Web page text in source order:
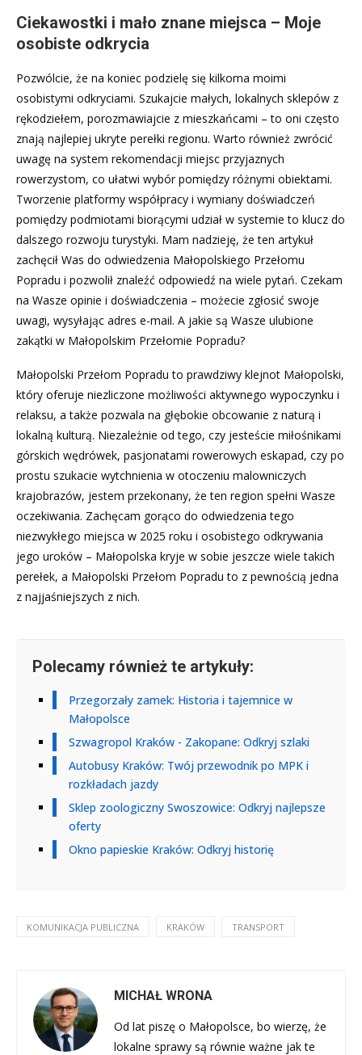
Ciekawostki i mało znane miejsca – Moje
osobiste odkrycia
Pozwólcie, że na koniec podzielę się kilkoma moimi
osobistymi odkryciami. Szukajcie małych, lokalnych sklepów z
rękodziełem, porozmawiajcie z mieszkańcami – to oni często
znają najlepiej ukryte perełki regionu. Warto również zwrócić
uwagę na system rekomendacji miejsc przyjaznych
rowerzystom, co ułatwi wybór pomiędzy różnymi obiektami.
Tworzenie platformy współpracy i wymiany doświadczeń
pomiędzy podmiotami biorącymi udział w systemie to klucz do
dalszego rozwoju turystyki. Mam nadzieję, że ten artykuł
zachęcił Was do odwiedzenia Małopolskiego Przełomu
Popradu i pozwolił znaleźć odpowiedź na wiele pytań. Czekam
na Wasze opinie i doświadczenia – możecie zgłosić swoje
uwagi, wysyłając adres e-mail. A jakie są Wasze ulubione
zakątki w Małopolskim Przełomie Popradu?
Małopolski Przełom Popradu to prawdziwy klejnot Małopolski,
który oferuje niezliczone możliwości aktywnego wypoczynku i
relaksu, a także pozwala na głębokie obcowanie z naturą i
lokalną kulturą. Niezależnie od tego, czy jesteście miłośnikami
górskich wędrówek, pasjonatami rowerowych eskapad, czy po
prostu szukacie wytchnienia w otoczeniu malowniczych
krajobrazów, jestem przekonany, że ten region spełni Wasze
oczekiwania. Zachęcam gorąco do odwiedzenia tego
niezwykłego miejsca w 2025 roku i osobistego odkrywania
jego uroków – Małopolska kryje w sobie jeszcze wiele takich
perełek, a Małopolski Przełom Popradu to z pewnością jedna
z najjaśniejszych z nich.
Polecamy również te artykuły:
Przegorzały zamek: Historia i tajemnice w
Małopolsce
Szwagropol Kraków - Zakopane: Odkryj szlaki
Autobusy Kraków: Twój przewodnik po MPK i
rozkładach jazdy
Sklep zoologiczny Swoszowice: Odkryj najlepsze
oferty
Okno papieskie Kraków: Odkryj historię
KOMUNIKACJA PUBLICZNA KRAKÓW TRANSPORT
MICHAŁ WRONA
Od lat piszę o Małopolsce, bo wierzę, że
lokalne sprawy są równie ważne jak te